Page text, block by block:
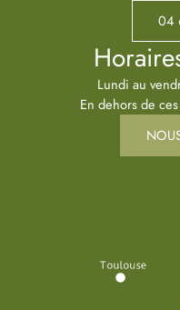
04
Lundi au
En dehors de